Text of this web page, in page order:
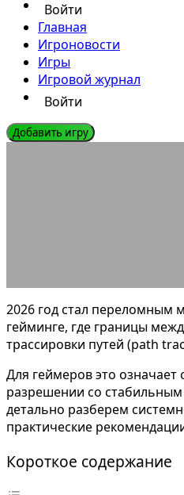
Войти
Главная
Игроновости
Игры
Игровой журнал
Войти
Добавить игру
2026 год стал переломным
гейминге, где границы
трассировки путей (path
Для геймеров это
разрешении со
детально разберем
практические
Короткое содержание